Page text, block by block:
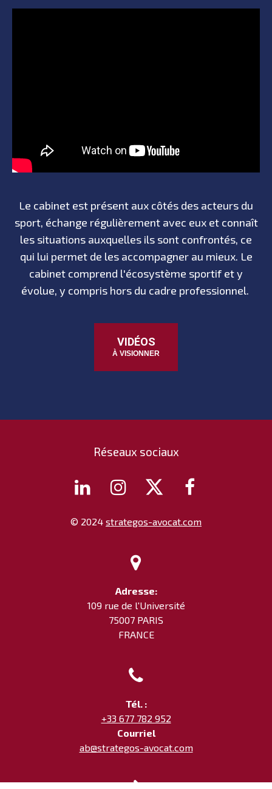
Le cabinet est présent aux côtés des acteurs du
sport, échange régulièrement avec eux et connaît
les situations auxquelles ils sont confrontés, ce
qui lui permet de les accompagner au mieux. Le
cabinet comprend l'écosystème sportif et y
évolue, y compris hors du cadre professionnel.
VIDÉOS
À VISIONNER
Réseaux sociaux
   
© 2024 strategos-avocat.com

Adresse:
109 rue de l'Université
75007 PARIS
FRANCE

Tél. :
+33 677 782 952
Courriel
ab@strategos-avocat.com